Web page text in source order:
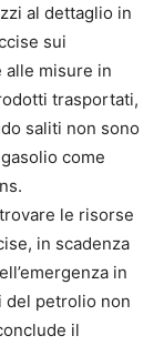
al dettaglio in
sui
alle misure in
trasportati,
saliti non sono
come
le risorse
in scadenza
in
del petrolio non
il